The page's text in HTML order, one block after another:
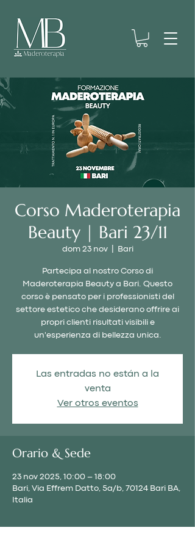
Corso Maderoterapia
Beauty | Bari 23/11
dom 23 nov
  |
Bari
Partecipa al nostro Corso di
Maderoterapia Beauty a Bari. Questo
corso è pensato per i professionisti del
settore estetico che desiderano offrire ai
propri clienti risultati visibili e
un'esperienza di bellezza unica.
Las entradas no están a la
venta
Ver otros eventos
Orario & Sede
23 nov 2025, 10:00 – 18:00
Bari, Via Effrem Datto, 5a/b, 70124 Bari BA,
Italia